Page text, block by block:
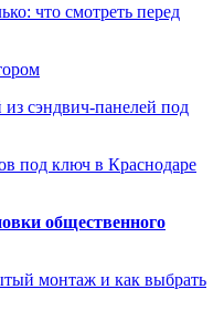
что смотреть перед
из сэндвич-панелей под
под ключ в Краснодаре
общественного
монтаж и как выбрать